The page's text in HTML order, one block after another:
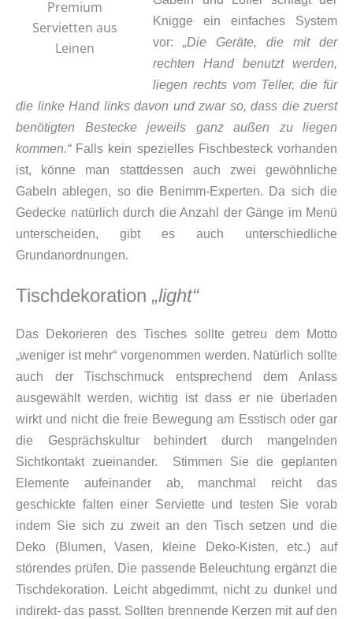
Premium
Servietten aus
Leinen
Knigge ein einfaches System
vor: „Die Geräte, die mit der
rechten Hand benutzt werden,
liegen rechts vom Teller, die für
die linke Hand links davon und zwar so, dass die zuerst
benötigten Bestecke jeweils ganz außen zu liegen
kommen.“Falls kein spezielles Fischbesteck vorhanden
ist, könne man stattdessen auch zwei gewöhnliche
Gabeln ablegen, so die Benimm-Experten.
Da sich die
Gedecke natürlich durch die Anzahl der Gänge im Menü
unterscheiden, gibt es auch unterschiedliche
Grundanordnungen.
Tischdekoration „light“
Das Dekorieren des Tisches sollte getreu dem Motto
„weniger ist mehr“ vorgenommen werden. Natürlich sollte
auch der Tischschmuck entsprechend dem Anlass
ausgewählt werden, wichtig ist dass er nie überladen
wirkt und nicht die freie Bewegung am Esstisch oder gar
die Gesprächskultur behindert durch mangelnden
Sichtkontakt zueinander. Stimmen Sie die geplanten
Elemente aufeinander ab, manchmal reicht das
geschickte falten einer Serviette und testen Sie vorab
indem Sie sich zu zweit an den Tisch setzen und die
Deko (Blumen, Vasen, kleine Deko-Kisten, etc.) auf
störendes prüfen. Die passende Beleuchtung ergänzt die
Tischdekoration. Leicht abgedimmt, nicht zu dunkel und
indirekt- das passt. Sollten brennende Kerzen mit auf den